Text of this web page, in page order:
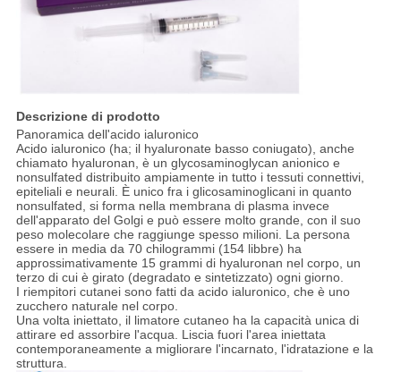
Descrizione di prodotto
Panoramica dell'acido ialuronico
Acido ialuronico (ha; il hyaluronate basso coniugato), anche
chiamato hyaluronan, è un glycosaminoglycan anionico e
nonsulfated distribuito ampiamente in tutto i tessuti connettivi,
epiteliali e neurali. È unico fra i glicosaminoglicani in quanto
nonsulfated, si forma nella membrana di plasma invece
dell'apparato del Golgi e può essere molto grande, con il suo
peso molecolare che raggiunge spesso milioni. La persona
essere in media da 70 chilogrammi (154 libbre) ha
approssimativamente 15 grammi di hyaluronan nel corpo, un
terzo di cui è girato (degradato e sintetizzato) ogni giorno.
I riempitori cutanei sono fatti da acido ialuronico, che è uno
zucchero naturale nel corpo.
Una volta iniettato, il limatore cutaneo ha la capacità unica di
attirare ed assorbire l'acqua. Liscia fuori l'area iniettata
contemporaneamente a migliorare l'incarnato, l'idratazione e la
struttura.